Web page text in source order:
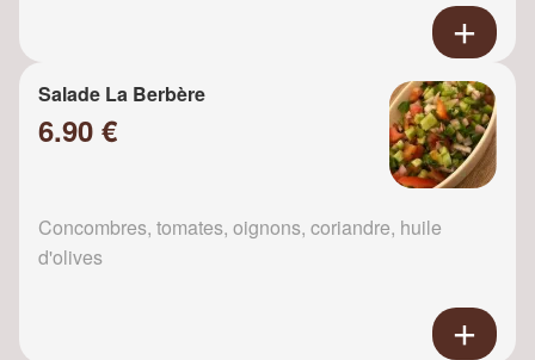
Salade La Berbère
6.90 €
Concombres, tomates, oignons, coriandre, huile
d'olives